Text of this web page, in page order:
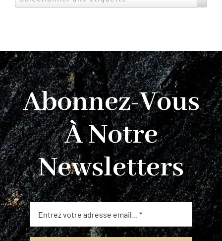
Abonnez-Vous
À Notre
Newsletters